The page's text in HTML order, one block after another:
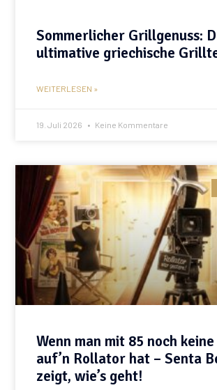
Sommerlicher Grillgenuss:
ultimative griechische
WEITERLESEN »
19. Juli 2026 Keine Kommentare
Wenn man mit 85 noch
auf’n Rollator hat – Senta
zeigt, wie’s geht!